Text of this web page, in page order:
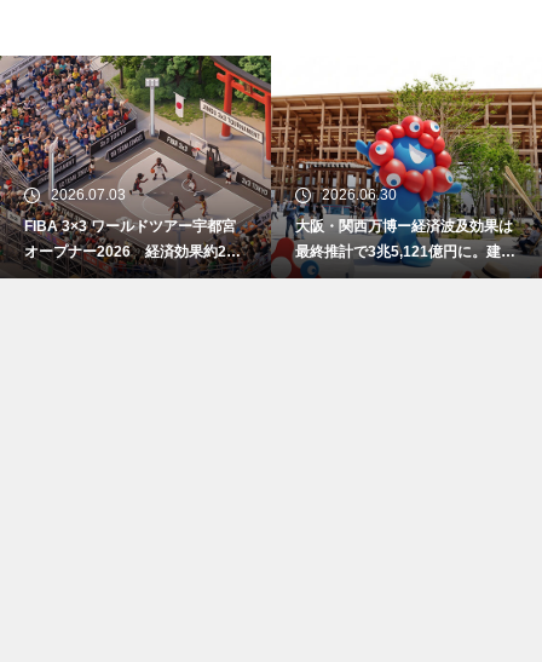
2026.07.03
FIBA 3×3 ワールドツアー宇都宮
オープナー2026 経済効果約2億
7800万円
2026.06.30
大阪・関西万博ー経済波及効果は
最終推計で3兆5,121億円に。建設
費高騰で事前の予測値を大幅上振